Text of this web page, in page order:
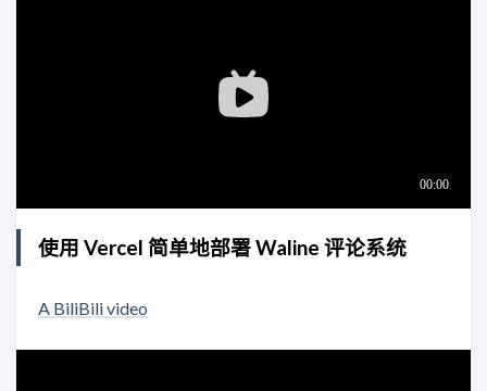
使用 Vercel 简单地部署 Waline 评论系统
A BiliBili video